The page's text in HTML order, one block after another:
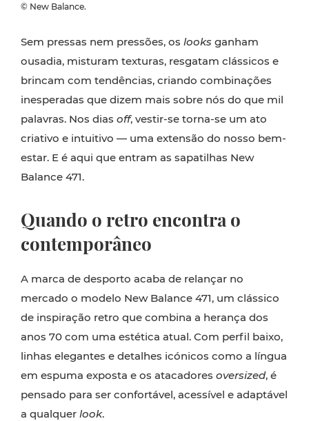
© New Balance.
Sem pressas nem pressões, os looks ganham
ousadia, misturam texturas, resgatam clássicos e
brincam com tendências, criando combinações
inesperadas que dizem mais sobre nós do que mil
palavras. Nos dias off, vestir-se torna-se um ato
criativo e intuitivo — uma extensão do nosso bem-
estar. E é aqui que entram as sapatilhas New
Balance 471.
Quando o retro encontra o
contemporâneo
A marca de desporto acaba de relançar no
mercado o modelo New Balance 471, um clássico
de inspiração retro que combina a herança dos
anos 70 com uma estética atual. Com perfil baixo,
linhas elegantes e detalhes icónicos como a língua
em espuma exposta e os atacadores oversized, é
pensado para ser confortável, acessível e adaptável
a qualquer look.